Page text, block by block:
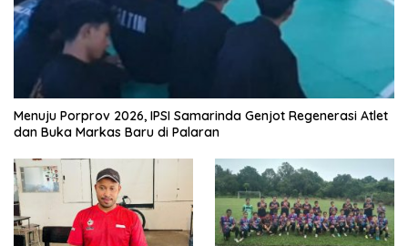
Menuju Porprov 2026, IPSI Samarinda Genjot Regenerasi Atlet
dan Buka Markas Baru di Palaran